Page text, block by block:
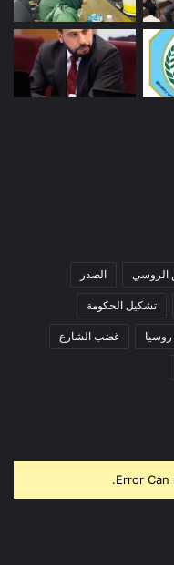
الروسي الصدر
تشكيل الحكومة
روسيا غضب الشارع
Error